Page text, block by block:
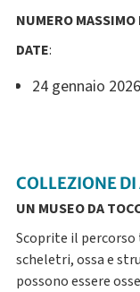
NUMERO
DATE:
24 gennaio
COLLEZIONE
UN MUSEO DA
Scoprite il
scheletri, ossa e
possono essere